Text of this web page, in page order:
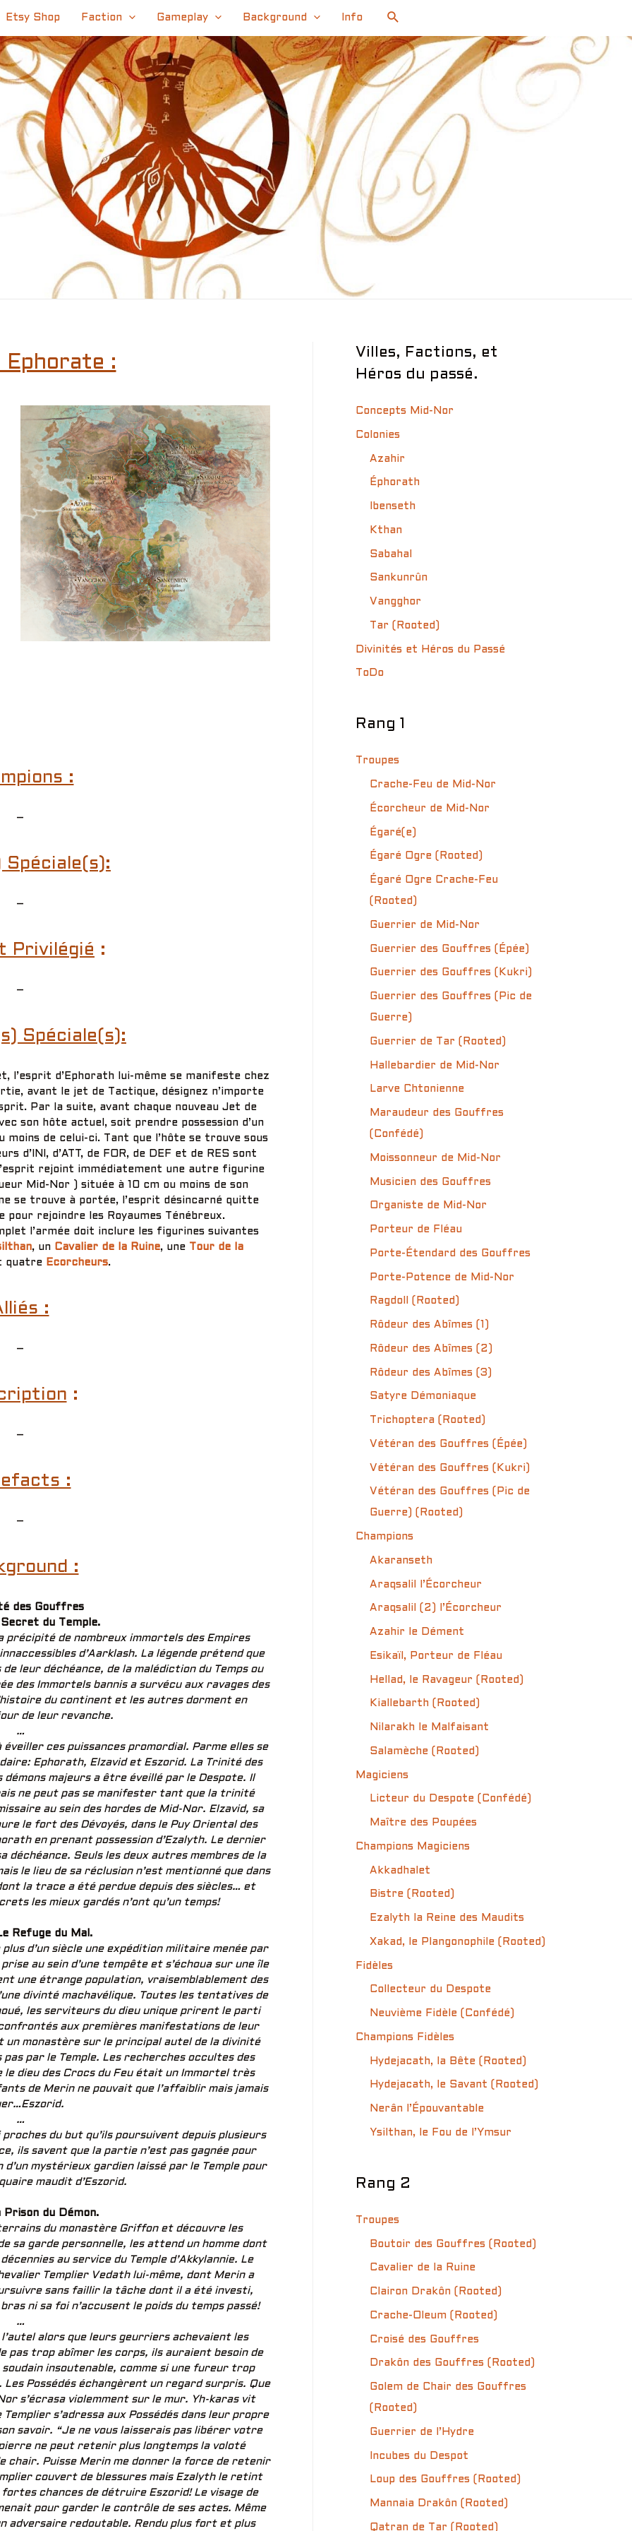
Etsy Shop Faction Gameplay Background Info Search
Ephorate :
:
–
Spéciale(s):
–
Privilégié :
–
Spéciale(s):
l’esprit d’Ephorath lui-même se manifeste chez
avant le jet de Tactique, désignez n’importe
Par la suite, avant chaque nouveau Jet de
son hôte actuel, soit prendre possession d’un
de celui-ci. Tant que l’hôte se trouve sous
d’INI, d’ATT, de FOR, de DEF et de RES sont
rejoint immédiatement une autre figurine
Mid-Nor ) située à 10 cm ou moins de son
se trouve à portée, l’esprit désincarné quitte
rejoindre les Royaumes Ténébreux.
l’armée doit inclure les figurines suivantes
, un Cavalier de la Ruine, une
Tour de la
quatre Ecorcheurs.
:
–
:
–
:
–
:
des Gouffres
du Temple.
précipité de nombreux immortels des Empires
d’Aarklash. La légende prétend que
leur déchéance, de la malédiction du Temps ou
des Immortels bannis a survécu aux ravages des
du continent et les autres dorment en
de leur revanche.
…
ces puissances promordial. Parme elles se
Ephorath, Elzavid et Eszorid. La Trinité des
majeurs a être éveillé par le Despote. Il
ne peut pas se manifester tant que la trinité
au sein des hordes de Mid-Nor. Elzavid, sa
le fort des Dévoyés, dans le Puy Oriental des
en prenant possession d’Ezalyth. Le dernier
déchéance. Seuls les deux autres membres de la
le lieu de sa réclusion n’est mentionné que dans
la trace a été perdue depuis des siècles… et
les mieux gardés n’ont qu’un temps!
Refuge du Mal.
d’un siècle une expédition militaire menée par
au sein d’une tempête et s’échoua sur une île
une étrange population, vraisemblablement des
divinté machavélique. Toutes les tentatives de
les serviteurs du dieu unique prirent le parti
aux premières manifestations de leur
monastère sur le principal autel de la divinité
par le Temple. Les recherches occultes des
dieu des Crocs du Feu était un Immortel très
de Merin ne pouvait que l’affaiblir mais jamais
…
du but qu’ils poursuivent depuis plusieurs
ils savent que la partie n’est pas gagnée pour
mystérieux gardien laissé par le Temple pour
maudit d’Eszorid.
du Démon.
du monastère Griffon et découvre les
sa garde personnelle, les attend un homme dont
au service du Temple d’Akkylannie. Le
Templier Vedath lui-même, dont Merin a
sans faillir la tâche dont il a été investi,
ni sa foi n’accusent le poids du temps passé!
…
alors que leurs geurriers achevaient les
pas trop abîmer les corps, ils auraient besoin de
insoutenable, comme si une fureur trop
Possédés échangèrent un regard surpris. Que
s’écrasa violemment sur le mur. Yh-karas vit
s’adressa aux Possédés dans leur propre
savoir. “Je ne vous laisserais pas libérer votre
ne peut retenir plus longtemps la voloté
chair. Puisse Merin me donner la force de retenir
couvert de blessures mais Ezalyth le retint
chances de détruire Eszorid! Le visage de
pour garder le contrôle de ses actes. Même
adversaire redoutable. Rendu plus fort et plus
Villes, Factions, et
Héros du passé.
Concepts Mid-Nor
Colonies
Azahir
Éphorath
Ibenseth
Kthan
Sabahal
Sankunrûn
Vangghor
Tar (Rooted)
Divinités et Héros du Passé
ToDo
Rang 1
Troupes
Crache-Feu de Mid-Nor
Écorcheur de Mid-Nor
Égaré(e)
Égaré Ogre (Rooted)
Égaré Ogre Crache-Feu
(Rooted)
Guerrier de Mid-Nor
Guerrier des Gouffres (Épée)
Guerrier des Gouffres (Kukri)
Guerrier des Gouffres (Pic de
Guerre)
Guerrier de Tar (Rooted)
Hallebardier de Mid-Nor
Larve Chtonienne
Maraudeur des Gouffres
(Confédé)
Moissonneur de Mid-Nor
Musicien des Gouffres
Organiste de Mid-Nor
Porteur de Fléau
Porte-Étendard des Gouffres
Porte-Potence de Mid-Nor
Ragdoll (Rooted)
Rôdeur des Abîmes (1)
Rôdeur des Abîmes (2)
Rôdeur des Abîmes (3)
Satyre Démoniaque
Trichoptera (Rooted)
Vétéran des Gouffres (Épée)
Vétéran des Gouffres (Kukri)
Vétéran des Gouffres (Pic de
Guerre) (Rooted)
Champions
Akaranseth
Araqsalil l’Écorcheur
Araqsalil (2) l’Écorcheur
Azahir le Dément
Esikaïl, Porteur de Fléau
Hellad, le Ravageur (Rooted)
Kiallebarth (Rooted)
Nilarakh le Malfaisant
Salamèche (Rooted)
Magiciens
Licteur du Despote (Confédé)
Maître des Poupées
Champions Magiciens
Akkadhalet
Bistre (Rooted)
Ezalyth la Reine des Maudits
Xakad, le Plangonophile (Rooted)
Fidèles
Collecteur du Despote
Neuvième Fidèle (Confédé)
Champions Fidèles
Hydejacath, la Bête (Rooted)
Hydejacath, le Savant (Rooted)
Nerân l’Épouvantable
Ysilthan, le Fou de l’Ymsur
Rang 2
Troupes
Boutoir des Gouffres (Rooted)
Cavalier de la Ruine
Clairon Drakôn (Rooted)
Crache-Oleum (Rooted)
Croisé des Gouffres
Drakôn des Gouffres (Rooted)
Golem de Chair des Gouffres
(Rooted)
Guerrier de l’Hydre
Incubes du Despot
Loup des Gouffres (Rooted)
Mannaia Drakôn (Rooted)
Qatran de Tar (Rooted)